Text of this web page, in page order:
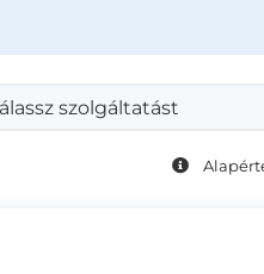
szolgáltatást